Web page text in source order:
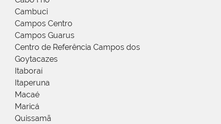
Cambuci
Campos Centro
Campos Guarus
Centro de Referência Campos dos
Goytacazes
Itaboraí
Itaperuna
Macaé
Maricá
Quissamã